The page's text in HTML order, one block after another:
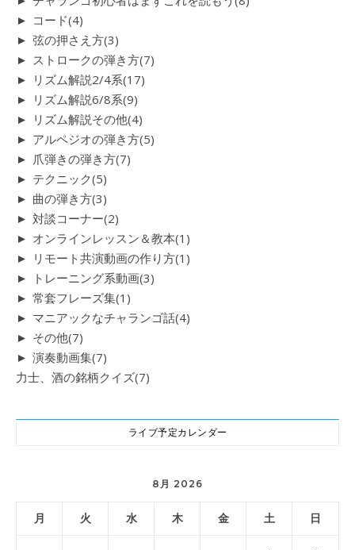
► コード(4)
► 弦の押さえ方(3)
► ストロークの弾き方(7)
► リズム解説2/4系(17)
► リズム解説6/8系(9)
► リズム解説その他(4)
► アルペジオの弾き方(5)
► 爪弾きの弾き方(7)
► テクニック(5)
► 曲の弾き方(3)
► 対談コーナー(2)
► オンラインレッスン＆教本(1)
► リモート共演動画の作り方(1)
►
トレーニング系動画(3)
► 常套フレーズ集(1)
► マニアックなチャランゴ話(4)
► その他(7)
► 演奏動画集(7)
力士、酒の銘柄クイズ(7)
ライブ予定カレンダー
8月 2026
月 火 水 木 金 土 日